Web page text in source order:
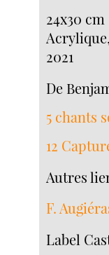
24x30 cm
2021
De
5 chants
12
Autres
F.
Label